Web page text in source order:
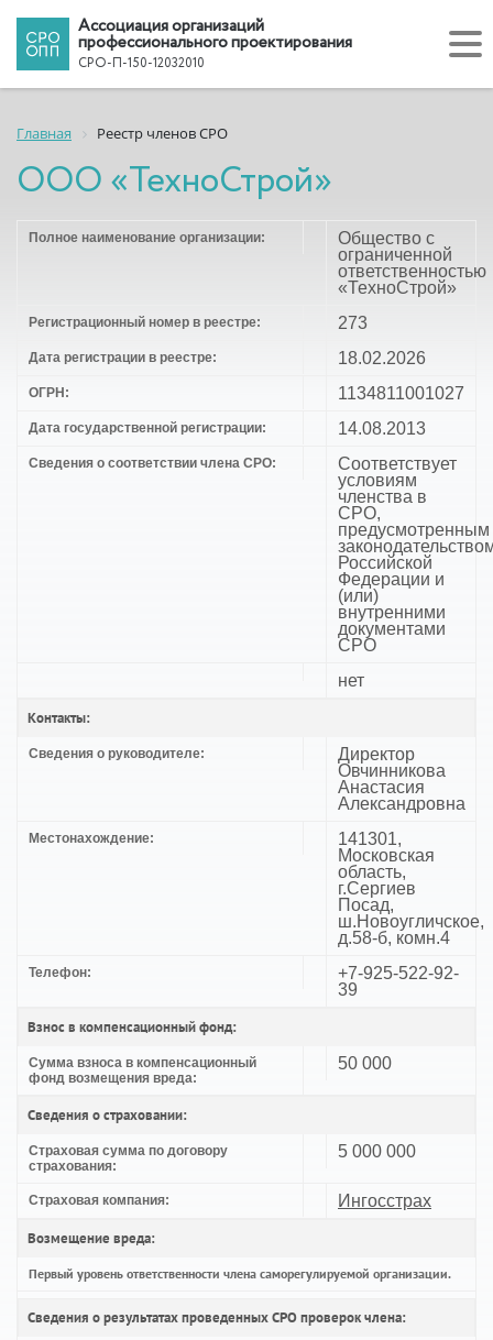
Ассоциация организаций
профессионального проектирования
СРО-П-150-12032010
Главная Реестр членов СРО
ООО «ТехноСтрой»
Полное наименование организации:
Общество с
ограниченной
ответственностью
«ТехноСтрой»
Регистрационный номер в реестре: 273
Дата регистрации в реестре: 18.02.2026
ОГРН: 1134811001027
Дата государственной регистрации: 14.08.2013
Сведения о соответствии члена СРО:
Соответствует
условиям
членства в
СРО,
предусмотренным
Российской
Федерации и
(или)
внутренними
документами
СРО
нет
Контакты:
Сведения о руководителе:
Директор
Овчинникова
Анастасия
Александровна
Местонахождение:
141301,
Московская
область,
г.Сергиев
Посад,
ш.Новоугличское,
д.58-б, комн.4
Телефон:
+7-925-522-92-
39
Взнос в компенсационный фонд:
Сумма взноса в компенсационный
фонд возмещения вреда:
50 000
Сведения о страховании:
Страховая сумма по договору
страхования:
5 000 000
Страховая компания:
Ингосстрах
Возмещение вреда:
Первый уровень ответственности члена саморегулируемой организации.
Сведения о результатах проведенных СРО проверок члена: